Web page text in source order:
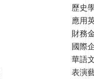
歷史
應用
財務
國際
華語
表演